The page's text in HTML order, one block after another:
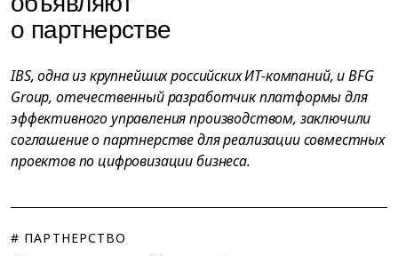
о партнерстве
IBS, одна из крупнейших российских ИТ-компаний, и BFG
Group, отечественный разработчик платформы для
эффективного управления производством, заключили
соглашение о партнерстве для реализации совместных
проектов по цифровизации бизнеса.
# ПАРТНЕРСТВО